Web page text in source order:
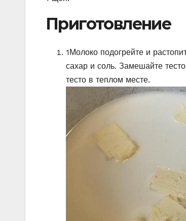
Приготовление
1 Молоко подогрейте и
сахар и соль. Замешайте
тесто в теплом месте.